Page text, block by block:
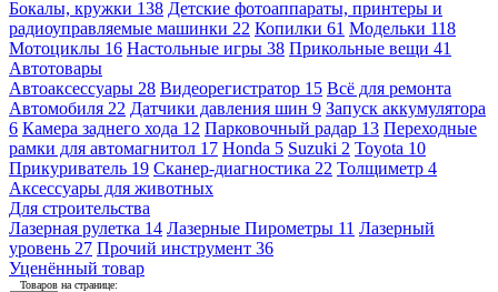
Бокалы, кружки 138 Детские фотоаппараты, принтеры и
радиоуправляемые машинки 22 Копилки 61 Модельки 118
Мотоциклы 16 Настольные игры 38 Прикольные вещи 41
Автотовары
Автоаксессуары 28 Видеорегистратор 15 Всё для ремонта
Автомобиля 22 Датчики давления шин 9 Запуск аккумулятора
6 Камера заднего хода 12 Парковочный радар 13 Переходные
рамки для автомагнитол 17 Honda 5 Suzuki 2 Toyota 10
Прикуриватель 19 Сканер-диагностика 22 Толщиметр 4
Аксессуары для животных
Для строительства
Лазерная рулетка 14 Лазерные Пирометры 11 Лазерный
уровень 27 Прочий инструмент 36
Уценённый товар
Товаров на странице: